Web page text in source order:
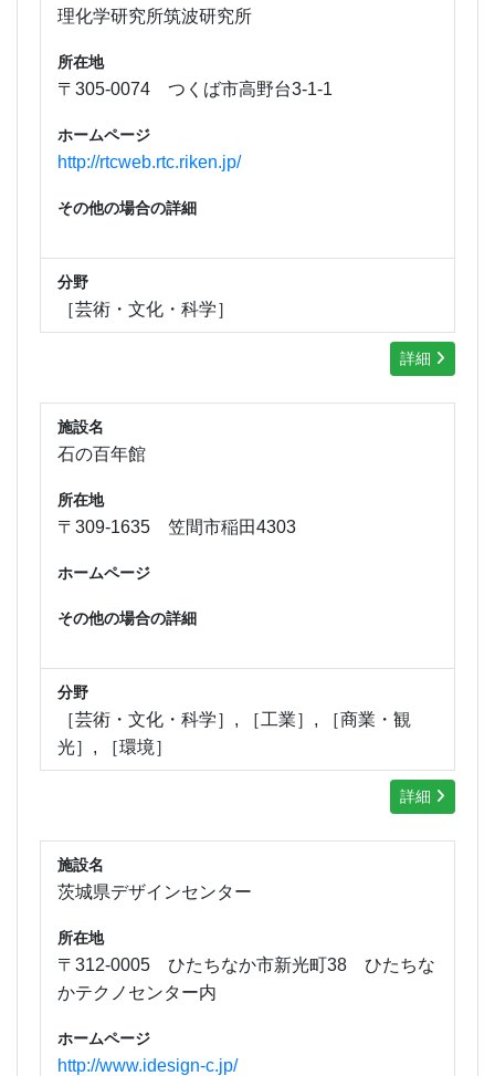
理化学研究所筑波研究所
所在地
〒305-0074 つくば市高野台3-1-1
ホームページ
http://rtcweb.rtc.riken.jp/
その他の場合の詳細
分野
［芸術・文化・科学］
詳細
施設名
石の百年館
所在地
〒309-1635 笠間市稲田4303
ホームページ
その他の場合の詳細
分野
［芸術・文化・科学］, ［工業］, ［商業・観
光］, ［環境］
詳細
施設名
茨城県デザインセンター
所在地
〒312-0005 ひたちなか市新光町38 ひたちな
かテクノセンター内
ホームページ
http://www.idesign-c.jp/